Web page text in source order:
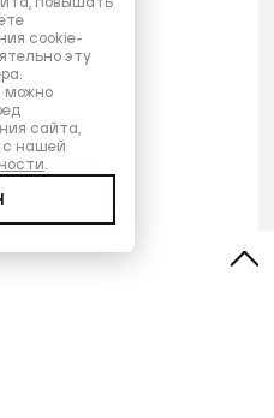
cookie-
эту
можно
сайта,
с нашей
.